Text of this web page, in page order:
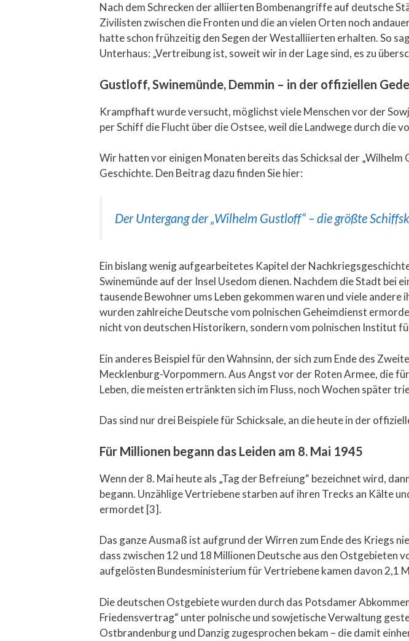
Nach dem Schrecken der alliierten Bombenangriffe auf deutsche
Zivilisten zwischen die Fronten und die an vielen Orten noch
hatte schon frühzeitig den Segen der Westalliierten erhalten. So
Unterhaus: „Vertreibung ist, soweit wir in der Lage sind, es zu
Gustloff, Swinemünde, Demmin – in der offiziellen
Krampfhaft wurde versucht, möglichst viele Menschen vor der
per Schiff die Flucht über die Ostsee, weil die Landwege durch die
Wir hatten vor einigen Monaten bereits das Schicksal der
Geschichte. Den Beitrag dazu finden Sie hier:
Der Untergang der „Wilhelm Gustloff“ – die größte
Ein bislang wenig aufgearbeitetes Kapitel der
Swinemünde auf der Insel Usedom dienen. Nachdem die Stadt
tausende Bewohner ums Leben gekommen waren und viele
wurden zahlreiche Deutsche vom polnischen Geheimdienst
nicht von deutschen Historikern, sondern vom polnischen Institut
Ein anderes Beispiel für den Wahnsinn, der sich zum Ende des
Mecklenburg-Vorpommern. Aus Angst vor der Roten Armee, die
Leben, die meisten ertränkten sich im Fluss, noch Wochen später
Das sind nur drei Beispiele für Schicksale, an die heute in der
Für Millionen begann das Leiden am 8. Mai 1945
Wenn der 8. Mai heute als „Tag der Befreiung“ bezeichnet wird,
begann. Unzählige Vertriebene starben auf ihren Trecks an Kälte
ermordet [3].
Das ganze Ausmaß ist aufgrund der Wirren zum Ende des Kriegs
dass zwischen 12 und 18 Millionen Deutsche aus den
aufgelösten Bundesministerium für Vertriebene kamen davon 2,1
Die deutschen Ostgebiete wurden durch das Potsdamer
Friedensvertrag“ unter polnische und sowjetische Verwaltung
Ostbrandenburg und Danzig zugesprochen bekam – die damit